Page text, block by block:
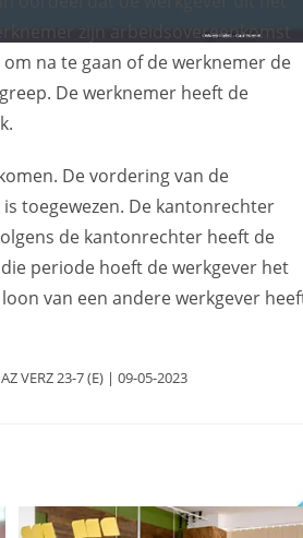
zijn arbeidsovereenkomst
na te gaan of de werknemer de
De werknemer heeft de
De vordering van de
toegewezen. De kantonrechter
de kantonrechter heeft de
periode hoeft de werkgever het
van een andere werkgever
VERZ 23-7 (E) | 09-05-2023